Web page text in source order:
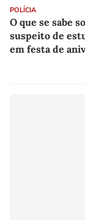
POLÍCIA
O que se sabe
suspeito de
em festa de